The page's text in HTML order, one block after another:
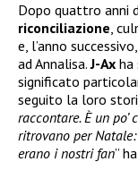
Dopo quattro anni
riconciliazione,
e, l’anno
ad Annalisa.J-Ax ha
significato
seguito la loro
raccontare. È un
ritrovano per
erano i nostri fan”